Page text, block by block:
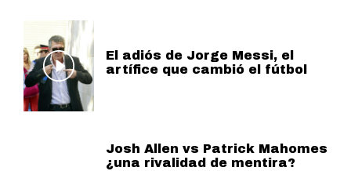
El adiós de Jorge Messi, el
artífice que cambió el fútbol
Josh Allen vs Patrick Mahomes
¿una rivalidad de mentira?